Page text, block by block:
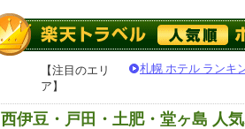
【注目のエリ
ア】
札幌 ホテル ランキ
西伊豆・戸田・土肥・堂ヶ島 人